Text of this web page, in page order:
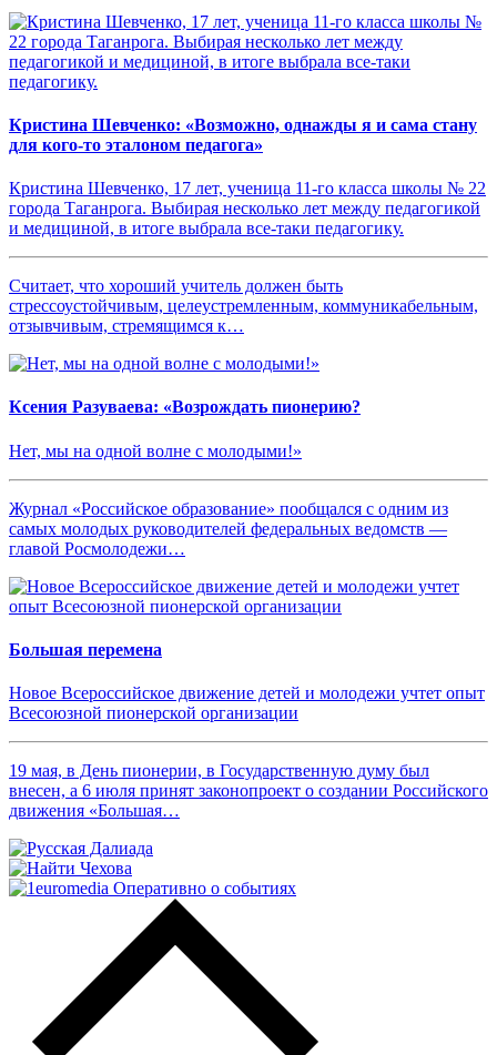
Кристина Шевченко: «Возможно, однажды я и сама стану
для кого-то эталоном педагога»
Кристина Шевченко, 17 лет, ученица 11-го класса школы № 22
города Таганрога. Выбирая несколько лет между педагогикой
и медициной, в итоге выбрала все-таки педагогику.
Считает, что хороший учитель должен быть
стрессоустойчивым, целеустремленным, коммуникабельным,
отзывчивым, стремящимся к…
Ксения Разуваева: «Возрождать пионерию?
Нет, мы на одной волне с молодыми!»
Журнал «Российское образование» пообщался с одним из
самых молодых руководителей федеральных ведомств —
главой Росмолодежи…
Большая перемена
Новое Всероссийское движение детей и молодежи учтет опыт
Всесоюзной пионерской организации
19 мая, в День пионерии, в Государственную думу был
внесен, а 6 июля принят законопроект о создании Российского
движения «Большая…